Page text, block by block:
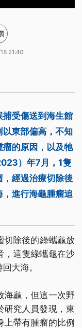
21:40
捕受傷送到海生館
東部偏高，不知
的原因，以及牠
）年7月，1隻
經過治療切除後
進行海龜腫瘤追
切除後的綠蠵龜放
，這隻綠蠵龜在沙
大海。
海龜，但這一次野
研究人員發現，東
帶有腫瘤的比例